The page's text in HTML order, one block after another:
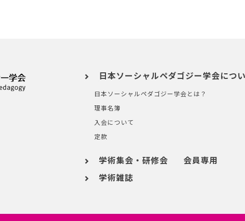
日本ソーシャルペダゴジー学会につ
日本ソーシャルペダゴジー学会とは？
理事名簿
入会について
定款
学術集会・研修会
学術雑誌
会員専用